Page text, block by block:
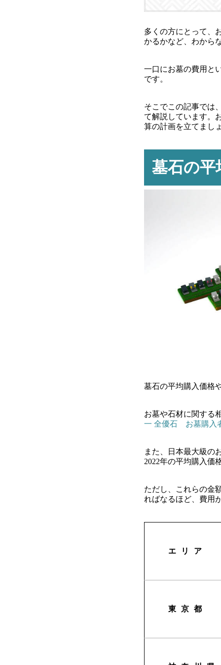
多くの方にとって、
かるかなど、わから
一口にお墓の費用と
です。
そこでこの記事では
て解説しています。
算の計画を立てまし
墓石の平
墓石の平均購入価格
お墓や石材に関する
一 全優石 お墓購入
また、日本最大級の
2022年の平均購入価
ただし、これらの金
ればなるほど、費用
エリア
東京都